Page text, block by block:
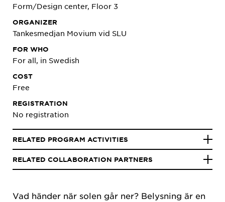
Vad händer när solen går ner? Belysning är en
Form/Design center, Floor 3
ORGANIZER
Tankesmedjan Movium vid SLU
FOR WHO
For all, in Swedish
COST
Free
REGISTRATION
No registration
RELATED PROGRAM ACTIVITIES
RELATED COLLABORATION PARTNERS